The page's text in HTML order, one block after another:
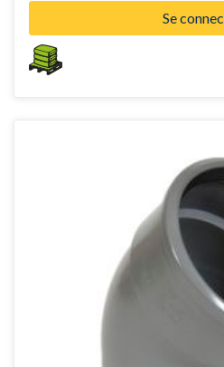
Se